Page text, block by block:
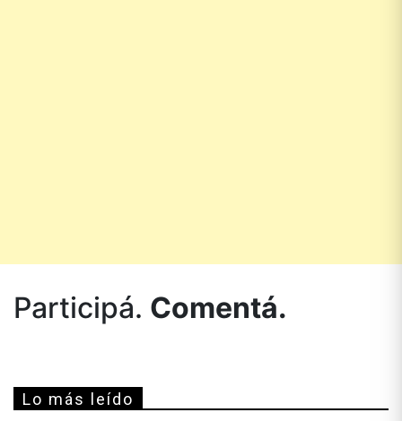
Participá. Comentá.
Lo más leído